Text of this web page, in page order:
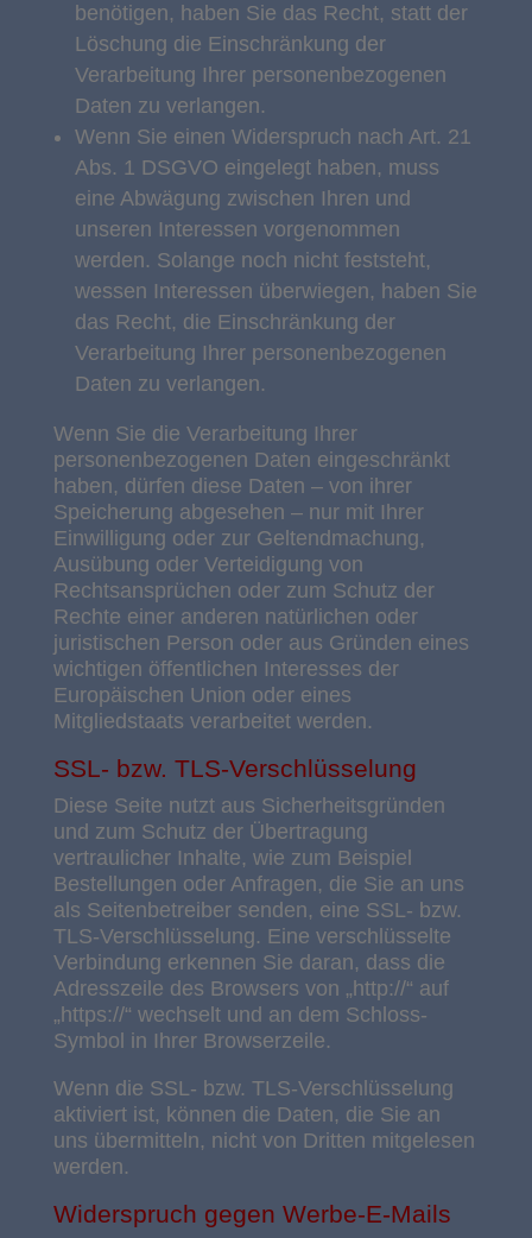
benötigen, haben Sie das Recht, statt der
Löschung die Einschränkung der
Verarbeitung Ihrer personenbezogenen
Daten zu verlangen.
Wenn Sie einen Widerspruch nach Art. 21
Abs. 1 DSGVO eingelegt haben, muss
eine Abwägung zwischen Ihren und
unseren Interessen vorgenommen
werden. Solange noch nicht feststeht,
wessen Interessen überwiegen, haben Sie
das Recht, die Einschränkung der
Verarbeitung Ihrer personenbezogenen
Daten zu verlangen.
Wenn Sie die Verarbeitung Ihrer
personenbezogenen Daten eingeschränkt
haben, dürfen diese Daten – von ihrer
Speicherung abgesehen – nur mit Ihrer
Einwilligung oder zur Geltendmachung,
Ausübung oder Verteidigung von
Rechtsansprüchen oder zum Schutz der
Rechte einer anderen natürlichen oder
juristischen Person oder aus Gründen eines
wichtigen öffentlichen Interesses der
Europäischen Union oder eines
Mitgliedstaats verarbeitet werden.
SSL- bzw. TLS-Verschlüsselung
Diese Seite nutzt aus Sicherheitsgründen
und zum Schutz der Übertragung
vertraulicher Inhalte, wie zum Beispiel
Bestellungen oder Anfragen, die Sie an uns
als Seitenbetreiber senden, eine SSL- bzw.
TLS-Verschlüsselung. Eine verschlüsselte
Verbindung erkennen Sie daran, dass die
Adresszeile des Browsers von „http://“ auf
„https://“ wechselt und an dem Schloss-
Symbol in Ihrer Browserzeile.
Wenn die SSL- bzw. TLS-Verschlüsselung
aktiviert ist, können die Daten, die Sie an
uns übermitteln, nicht von Dritten mitgelesen
werden.
Widerspruch gegen Werbe-E-Mails